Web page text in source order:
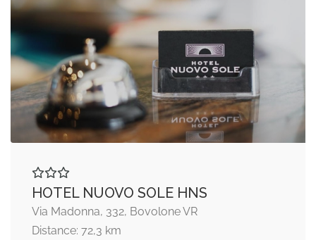
HOTEL NUOVO SOLE HNS
Via Madonna, 332, Bovolone VR
Distance: 72,3 km